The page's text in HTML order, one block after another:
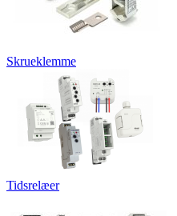
Skrueklemme
Tidsrelæer